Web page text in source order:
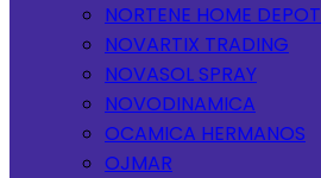
NORTENE HOME DEPOT
NOVARTIX TRADING
NOVASOL SPRAY
NOVODINAMICA
OCAMICA HERMANOS
OJMAR